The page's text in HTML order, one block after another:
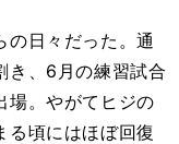
日々だった。通
き、6月の練習試合
場。やがてヒジの
る頃にはほぼ回復